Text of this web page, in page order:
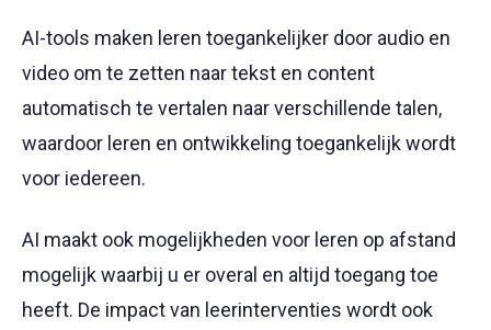
AI-tools maken leren toegankelijker door audio en
video om te zetten naar tekst en content
automatisch te vertalen naar verschillende talen,
waardoor leren en ontwikkeling toegankelijk wordt
voor iedereen.
AI maakt ook mogelijkheden voor leren op afstand
mogelijk waarbij u er overal en altijd toegang toe
heeft. De impact van leerinterventies wordt ook